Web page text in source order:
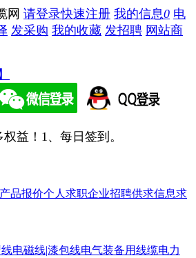
网 请登录快速注册 我的信息0 电
发采购 我的收藏 发招聘 网站商
益！ 1、每日签到。
品报价个人求职企业招聘供求信息求
电磁线|漆包线电气装备用线缆电力